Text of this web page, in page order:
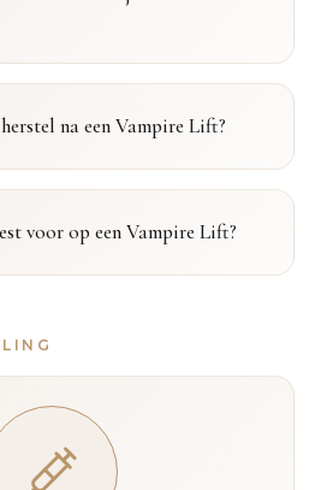
na een Vampire Lift?
voor op een Vampire Lift?